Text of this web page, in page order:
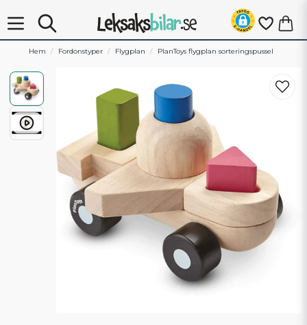
Hem Fordonstyper Flygplan PlanToys flygplan sorteringspussel